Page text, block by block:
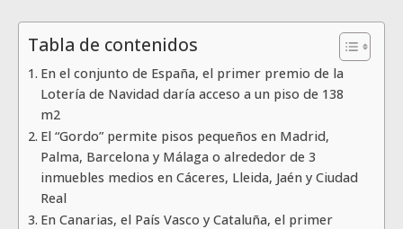
Tabla de contenidos
En el conjunto de España, el primer premio de la
Lotería de Navidad daría acceso a un piso de 138
m2
El “Gordo” permite pisos pequeños en Madrid,
Palma, Barcelona y Málaga o alrededor de 3
inmuebles medios en Cáceres, Lleida, Jaén y Ciudad
Real
En Canarias, el País Vasco y Cataluña, el primer